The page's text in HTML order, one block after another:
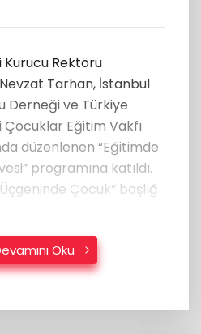
Kurucu Rektörü
Tarhan, İstanbul
Derneği ve Türkiye
Çocuklar Eğitim Vakfı
düzenlenen “Eğitimde
programına katıldı.
Çocuk” başlığ
Oku